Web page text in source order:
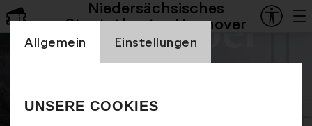
Einstellung Cookienbanner
Allgemein
Einstellungen
UNSERE COOKIES
Niedersächsisches
Staatstheater Hannover
Staatsoper